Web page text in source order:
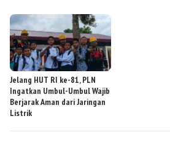
Jelang HUT RI ke-81, PLN
Ingatkan Umbul-Umbul Wajib
Berjarak Aman dari Jaringan
Listrik